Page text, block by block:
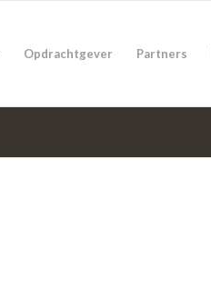
Opdrachtgever Partners